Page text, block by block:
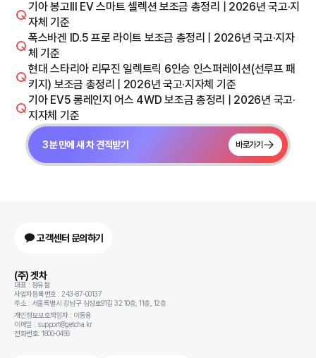
기아 봉고III EV 스마트 셀렉션 보조금 총정리 | 2026년 국고·지
자체 기준
폭스바겐 ID.5 프로 라이트 보조금 총정리 | 2026년 국고·지자
체 기준
현대 스타리아 리무진 일렉트릭 6인승 인스퍼레이션(선루프 패
키지) 보조금 총정리 | 2026년 국고·지자체 기준
기아 EV5 롱레인지 어스 4WD 보조금 총정리 | 2026년 국고·
지자체 기준
3분 만에 새 차 견적받기 바로가기
고객센터 문의하기
(주) 겟차
대표 : 정유철
사업자등록번호 : 243-87-00137
주소 : 서울특별시 강남구 삼성로91길 32 10층, 11층, 12층
개인정보보호책임자 : 이동용
이메일 : support@getcha.kr
전화번호: 1800-0456